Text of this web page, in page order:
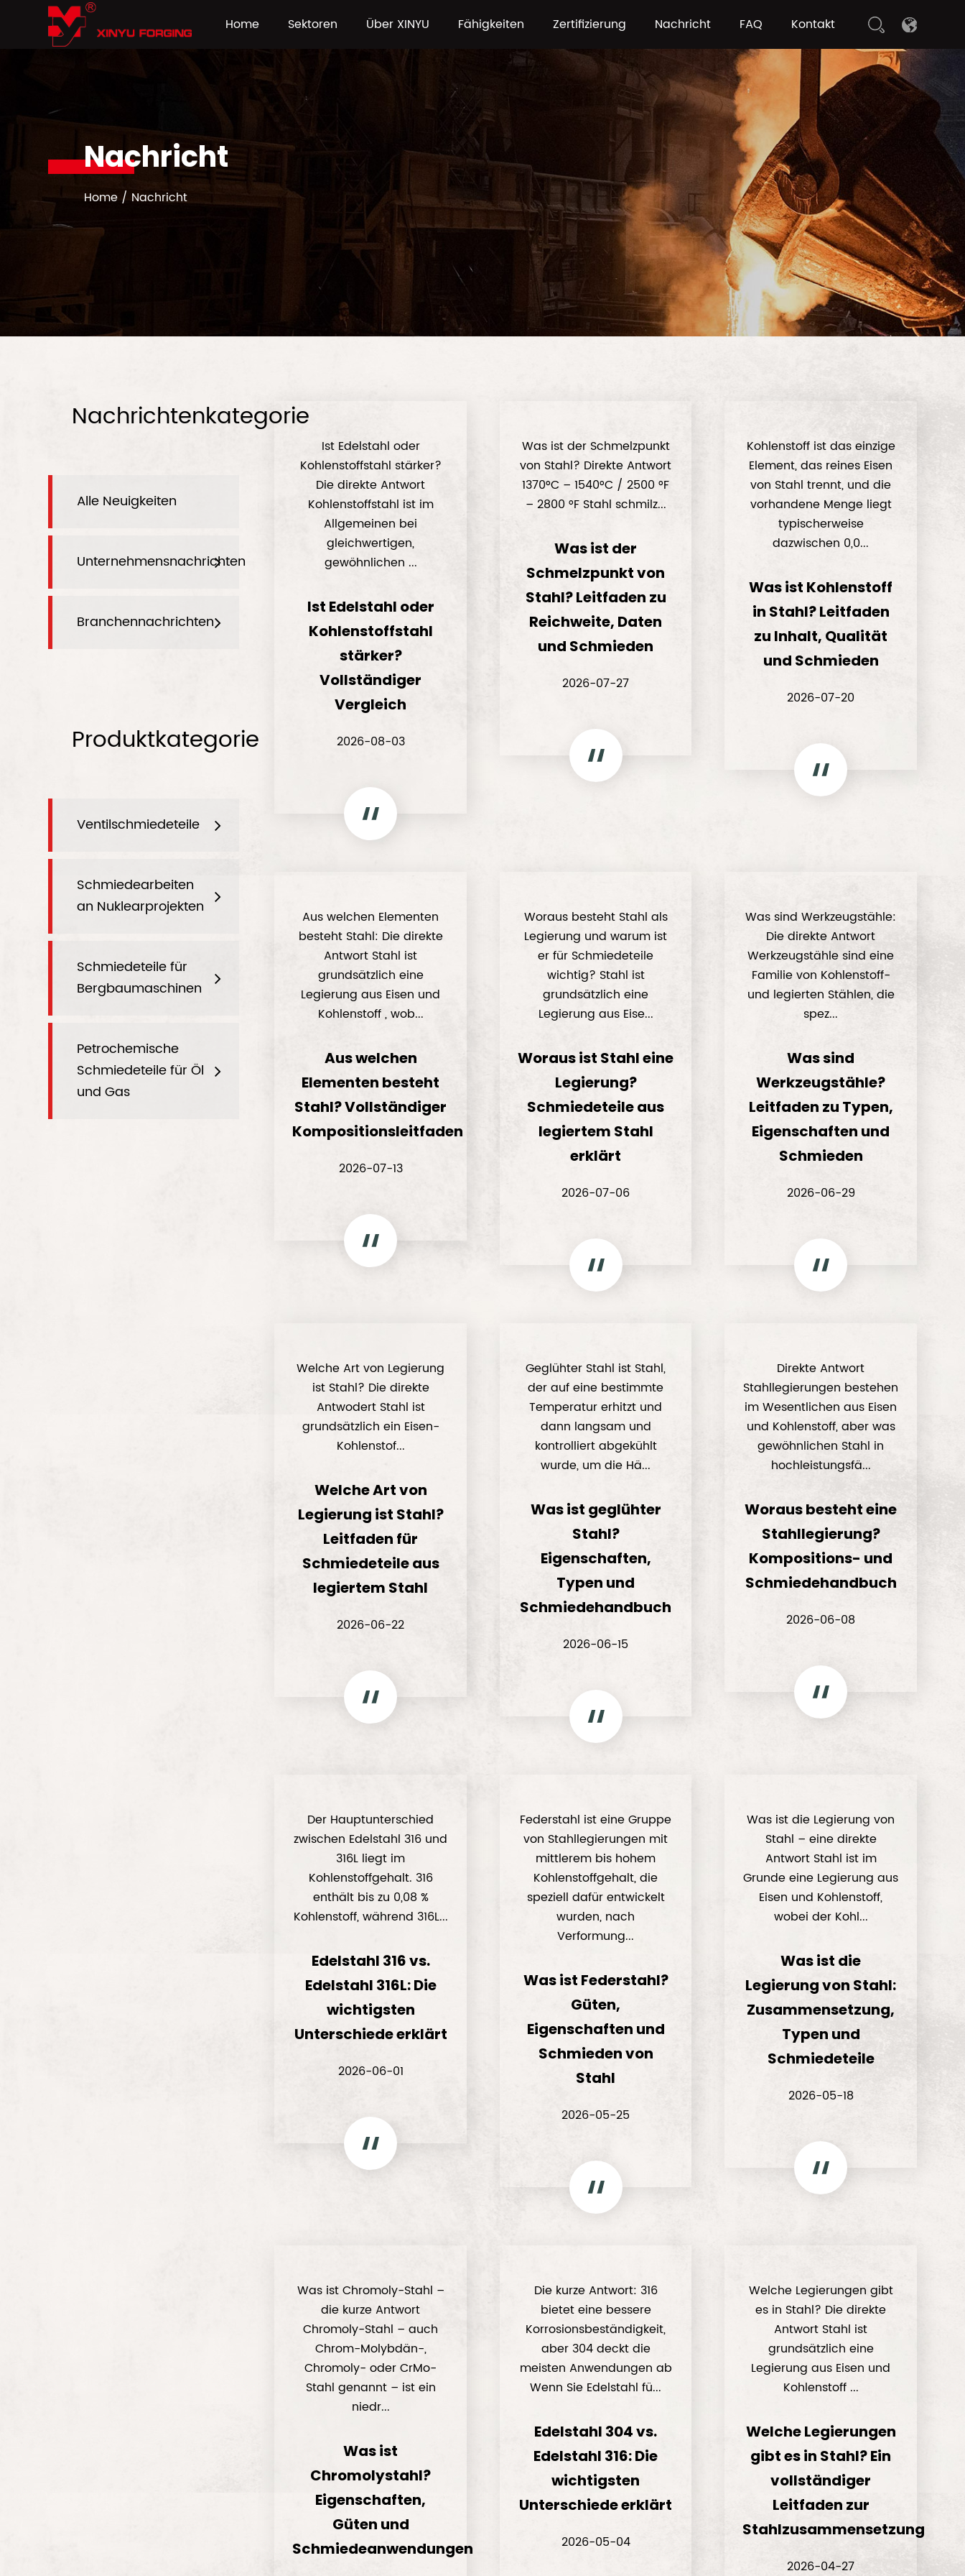
Home Sektoren Über XINYU Fähigkeiten Zertifizierung Nachricht FAQ Kontakt
Nachricht
Home / Nachricht
Nachrichtenkategorie
Alle Neuigkeiten
Unternehmensnachrichten
Branchennachrichten
Produktkategorie
Ventilschmiedeteile
Schmiedearbeiten
an Nuklearprojekten
Schmiedeteile für
Bergbaumaschinen
Petrochemische
Schmiedeteile für Öl
und Gas
Ist Edelstahl oder
Kohlenstoffstahl stärker?
Die direkte Antwort
Kohlenstoffstahl ist im
Allgemeinen bei
gleichwertigen,
gewöhnlichen ...
Ist Edelstahl oder
Kohlenstoffstahl
stärker?
Vollständiger
Vergleich
2026-08-03
Was ist der Schmelzpunkt
von Stahl? Direkte Antwort
1370°C – 1540°C / 2500 °F
– 2800 °F Stahl schmilz...
Was ist der
Schmelzpunkt von
Stahl? Leitfaden zu
Reichweite, Daten
und Schmieden
2026-07-27
Kohlenstoff ist das einzige
Element, das reines Eisen
von Stahl trennt, und die
vorhandene Menge liegt
typischerweise
dazwischen 0,0...
Was ist Kohlenstoff
in Stahl? Leitfaden
zu Inhalt, Qualität
und Schmieden
2026-07-20
Aus welchen Elementen
besteht Stahl: Die direkte
Antwort Stahl ist
grundsätzlich eine
Legierung aus Eisen und
Kohlenstoff , wob...
Aus welchen
Elementen besteht
Stahl? Vollständiger
Kompositionsleitfaden
2026-07-13
Woraus besteht Stahl als
Legierung und warum ist
er für Schmiedeteile
wichtig? Stahl ist
grundsätzlich eine
Legierung aus Eise...
Woraus ist Stahl eine
Legierung?
Schmiedeteile aus
legiertem Stahl
erklärt
2026-07-06
Was sind Werkzeugstähle:
Die direkte Antwort
Werkzeugstähle sind eine
Familie von Kohlenstoff-
und legierten Stählen, die
spez...
Was sind
Werkzeugstähle?
Leitfaden zu Typen,
Eigenschaften und
Schmieden
2026-06-29
Welche Art von Legierung
ist Stahl? Die direkte
Antwodert Stahl ist
grundsätzlich ein Eisen-
Kohlenstof...
Welche Art von
Legierung ist Stahl?
Leitfaden für
Schmiedeteile aus
legiertem Stahl
2026-06-22
Geglühter Stahl ist Stahl,
der auf eine bestimmte
Temperatur erhitzt und
dann langsam und
kontrolliert abgekühlt
wurde, um die Hä...
Was ist geglühter
Stahl?
Eigenschaften,
Typen und
Schmiedehandbuch
2026-06-15
Direkte Antwort
Stahllegierungen bestehen
im Wesentlichen aus Eisen
und Kohlenstoff, aber was
gewöhnlichen Stahl in
hochleistungsfä...
Woraus besteht eine
Stahllegierung?
Kompositions- und
Schmiedehandbuch
2026-06-08
Der Hauptunterschied
zwischen Edelstahl 316 und
316L liegt im
Kohlenstoffgehalt. 316
enthält bis zu 0,08 %
Kohlenstoff, während 316L...
Edelstahl 316 vs.
Edelstahl 316L: Die
wichtigsten
Unterschiede erklärt
2026-06-01
Federstahl ist eine Gruppe
von Stahllegierungen mit
mittlerem bis hohem
Kohlenstoffgehalt, die
speziell dafür entwickelt
wurden, nach
Verformung...
Was ist Federstahl?
Güten,
Eigenschaften und
Schmieden von
Stahl
2026-05-25
Was ist die Legierung von
Stahl – eine direkte
Antwort Stahl ist im
Grunde eine Legierung aus
Eisen und Kohlenstoff,
wobei der Kohl...
Was ist die
Legierung von Stahl:
Zusammensetzung,
Typen und
Schmiedeteile
2026-05-18
Was ist Chromoly-Stahl –
die kurze Antwort
Chromoly-Stahl – auch
Chrom-Molybdän-,
Chromoly- oder CrMo-
Stahl genannt – ist ein
niedr...
Was ist
Chromolystahl?
Eigenschaften,
Güten und
Schmiedeanwendungen
Die kurze Antwort: 316
bietet eine bessere
Korrosionsbeständigkeit,
aber 304 deckt die
meisten Anwendungen ab
Wenn Sie Edelstahl fü...
Edelstahl 304 vs.
Edelstahl 316: Die
wichtigsten
Unterschiede erklärt
2026-05-04
Welche Legierungen gibt
es in Stahl? Die direkte
Antwort Stahl ist
grundsätzlich eine
Legierung aus Eisen und
Kohlenstoff ...
Welche Legierungen
gibt es in Stahl? Ein
vollständiger
Leitfaden zur
Stahlzusammensetzung
2026-04-27